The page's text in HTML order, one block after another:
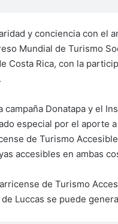
y conciencia con el
Mundial de Turismo
Costa Rica, con la
campaña Donatapa y el
especial por el aporte
de Turismo
accesibles en ambas
de Turismo
Luccas se puede